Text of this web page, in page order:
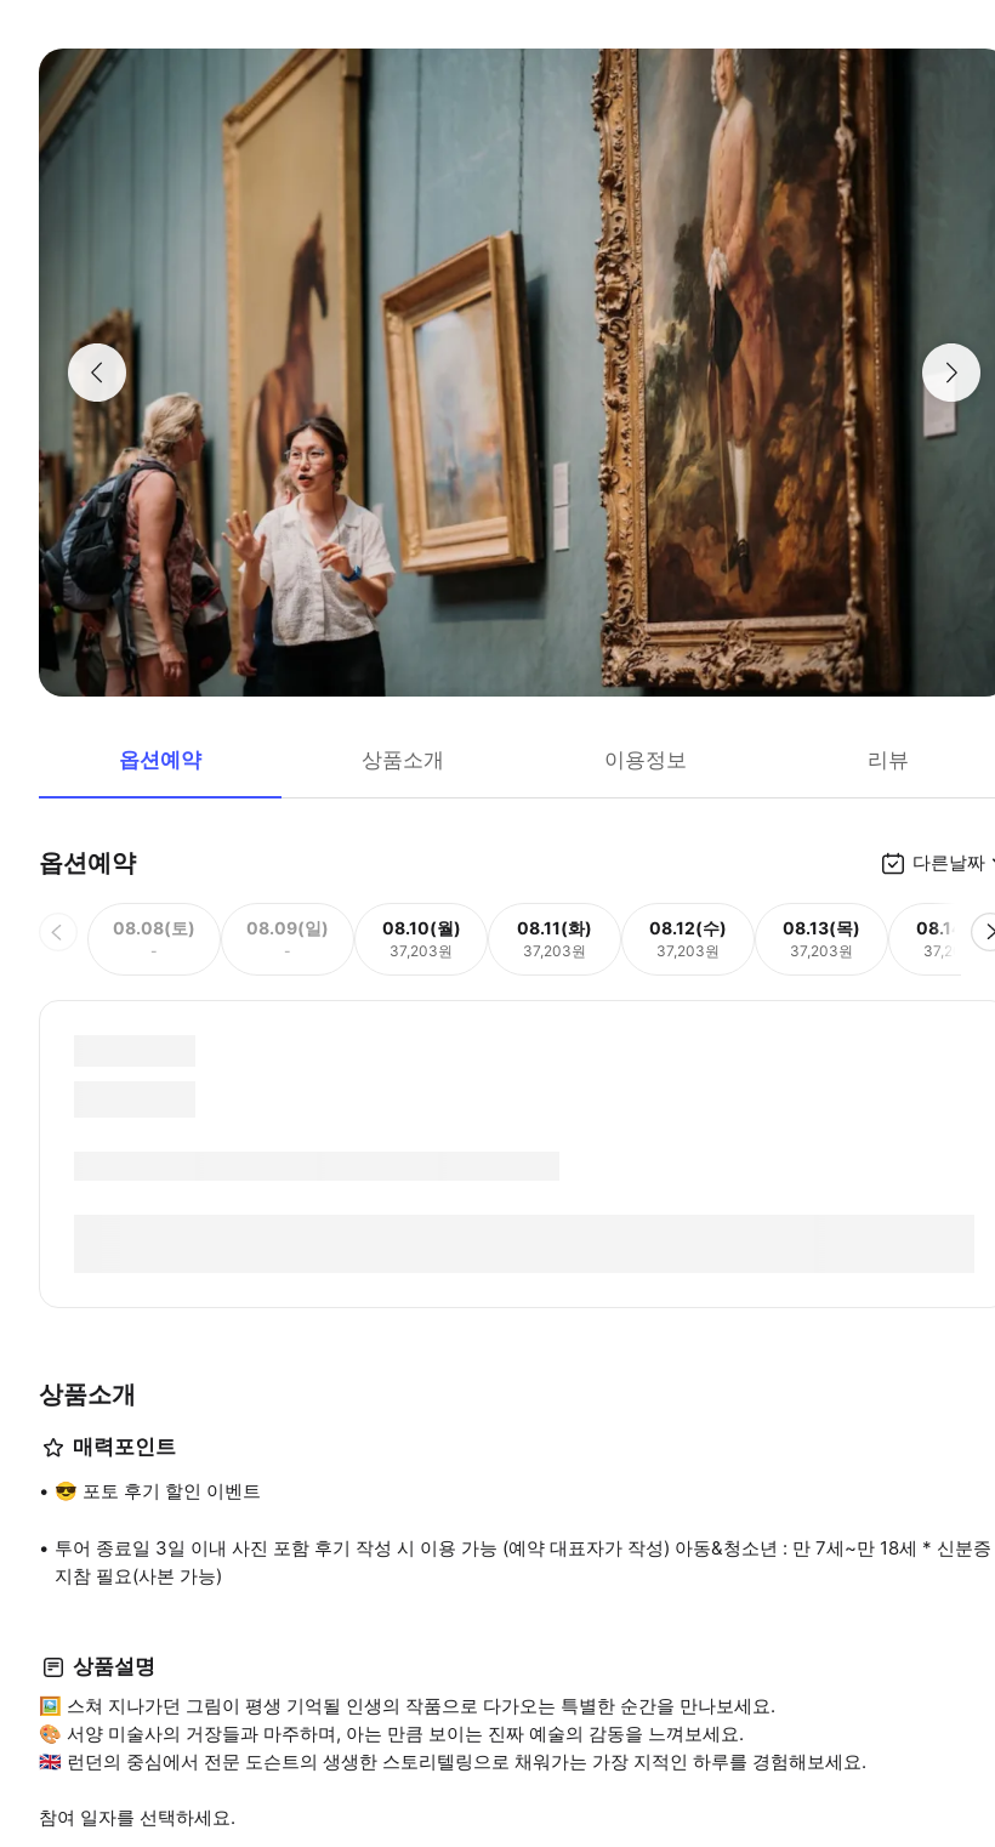
옵션예약 상품소개 이용정보 리뷰
옵션예약 다른날짜
08.08(토)
-
08.09(일)
-
08.10(월)
37,203원
08.11(화)
37,203원
08.12(수)
37,203원
08.13(목)
37,203원
08.14(금)
37,203원
상품소개
매력포인트
😎 포토 후기 할인 이벤트
투어 종료일 3일 이내 사진 포함 후기 작성 시 이용 가능 (예약 대표자가 작성) 아동&청소년 : 만 7세~만 18세 * 신분증
지참 필요(사본 가능)
상품설명
🖼️ 스쳐 지나가던 그림이 평생 기억될 인생의 작품으로 다가오는 특별한 순간을 만나보세요.
🎨 서양 미술사의 거장들과 마주하며, 아는 만큼 보이는 진짜 예술의 감동을 느껴보세요.
🇬🇧 런던의 중심에서 전문 도슨트의 생생한 스토리텔링으로 채워가는 가장 지적인 하루를 경험해보세요.
참여 일자를 선택하세요.